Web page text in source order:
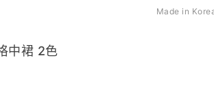
Made in
中裙 2色